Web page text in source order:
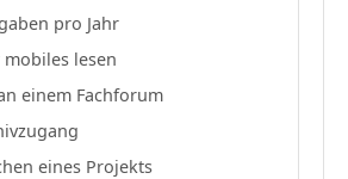
pro Jahr
mobiles lesen
einem Fachforum
eines Projekts